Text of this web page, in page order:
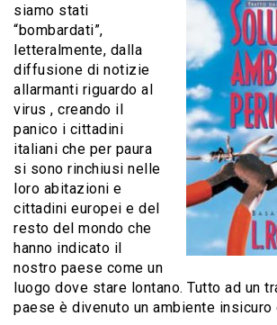
siamo stati
“bombardati”,
letteralmente, dalla
diffusione di notizie
allarmanti riguardo al
virus , creando il
panico i cittadini
italiani che per paura
si sono rinchiusi nelle
loro abitazioni e
cittadini europei e del
resto del mondo che
hanno indicato il
nostro paese come un
luogo dove stare lontano. Tutto ad un
paese è divenuto un ambiente